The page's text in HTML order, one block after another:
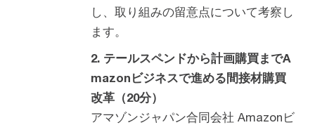
し、取り組みの留意点について考察し
ます。
2. テールスペンドから計画購買までA
mazonビジネスで進める間接材購買
改革（20分）
アマゾンジャパン合同会社 Amazonビ